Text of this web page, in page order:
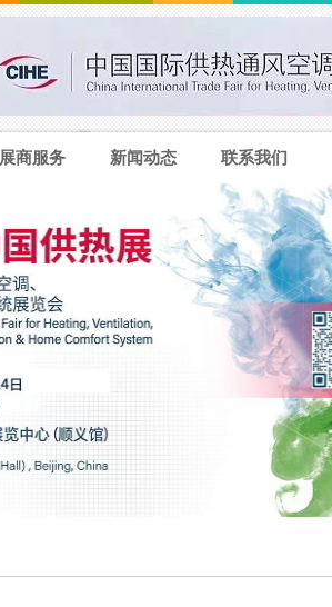
展商服务 新闻动态 联系我们